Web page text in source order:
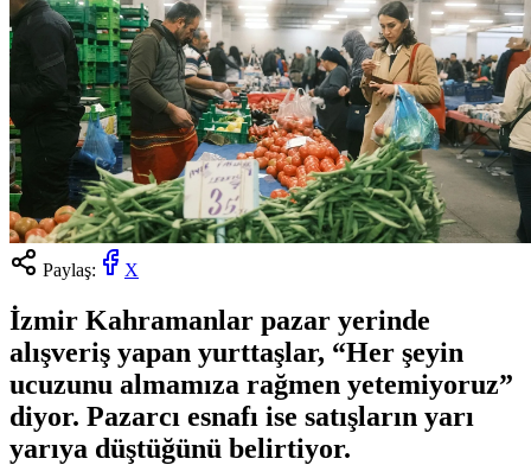
Paylaş: X
İzmir Kahramanlar pazar yerinde
alışveriş yapan yurttaşlar, “Her şeyin
ucuzunu almamıza rağmen yetemiyoruz”
diyor. Pazarcı esnafı ise satışların yarı
yarıya düştüğünü belirtiyor.